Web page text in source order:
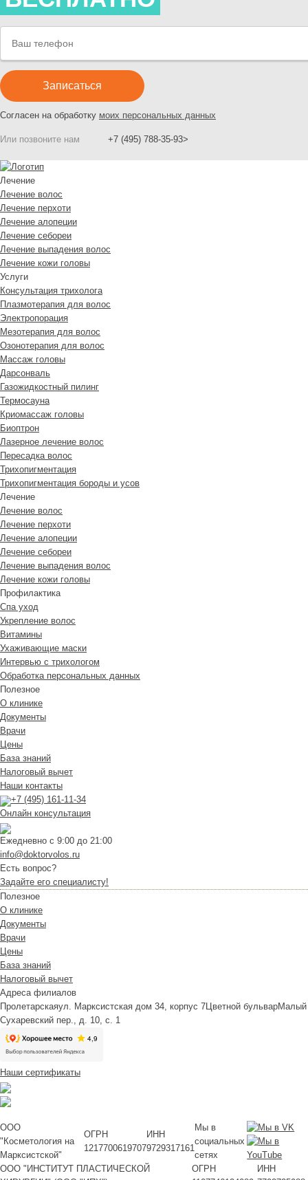
Согласен на обработку моих персональных данных
Или позвоните нам +7 (495) 788-35-93>
Лечение
Лечение волос
Лечение перхоти
Лечение алопеции
Лечение себореи
Лечение выпадения волос
Лечение кожи головы
Услуги
Консультация трихолога
Плазмотерапия для волос
Электропорация
Мезотерапия для волос
Озонотерапия для волос
Массаж головы
Дарсонваль
Газожидкостный пилинг
Термосауна
Криомассаж головы
Биоптрон
Лазерное лечение волос
Пересадка волос
Трихопигментация
Трихопигментация бороды и усов
Лечение
Лечение волос
Лечение перхоти
Лечение алопеции
Лечение себореи
Лечение выпадения волос
Лечение кожи головы
Профилактика
Спа уход
Укрепление волос
Витамины
Ухаживающие маски
Интервью с трихологом
Обработка персональных данных
Полезное
О клинике
Документы
Врачи
Цены
База знаний
Налоговый вычет
Наши контакты
+7 (495) 161-11-34
Онлайн консультация
Ежедневно с 9:00 до 21:00
info@doktorvolos.ru
Есть вопрос?
Задайте его специалисту!
Полезное
О клинике
Документы
Врачи
Цены
База знаний
Налоговый вычет
Адреса филиалов
Пролетарскаяул. Марксистская дом 34, корпус 7 Цветной бульварМалый
Сухаревский пер., д. 10, с. 1
Наши сертификаты
ООО
"Косметология на
Марксистской"
ОГРН
1217700619707
ИНН
9729317161
Мы в
социальных
сетях
ООО "ИНСТИТУТ ПЛАСТИЧЕСКОЙ
ОГРН
ИНН